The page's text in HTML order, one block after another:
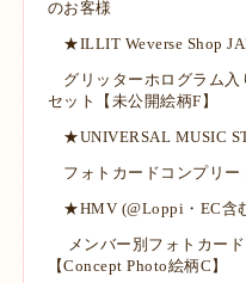
のお客様
★ILLIT Weverse Shop
グリッターホログラム入
セット【未公開絵柄F】
★UNIVERSAL MUSIC
フォトカードコンプリー
★HMV (@Loppi・EC含
メンバー別フォトカード
【Concept Photo絵柄C】